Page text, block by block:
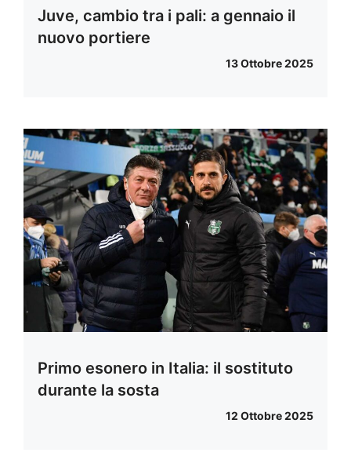
Juve, cambio tra i pali: a gennaio il
nuovo portiere
13 Ottobre 2025
Primo esonero in Italia: il sostituto
durante la sosta
12 Ottobre 2025